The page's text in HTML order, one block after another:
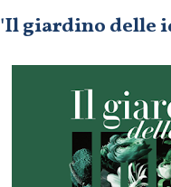
'Il giardino delle